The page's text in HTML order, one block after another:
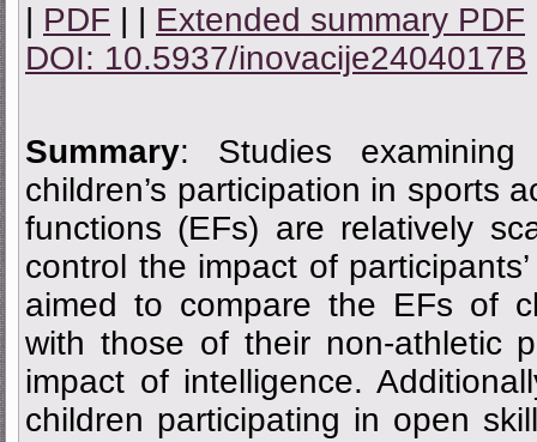
PDF Extended summary PDF
DOI: 10.5937/inovacije2404017B
Summary: Studies examining
children’s participation in sports
functions (EFs) are relatively
control the impact of
aimed to compare the EFs of
with those of their non-athletic
impact of intelligence.
children participating in open